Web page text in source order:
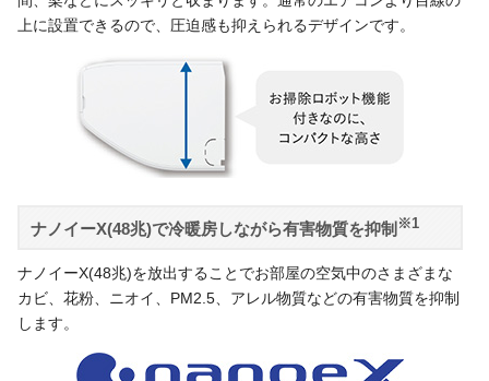
上に設置できるので、圧迫感も抑えられるデザインです。
ナノイーX(48兆)で冷暖房しながら有害物質を抑制 ※1
ナノイーX(48兆)を放出することでお部屋の空気中のさまざまな
カビ、花粉、ニオイ、PM2.5、アレル物質などの有害物質を抑制
します。